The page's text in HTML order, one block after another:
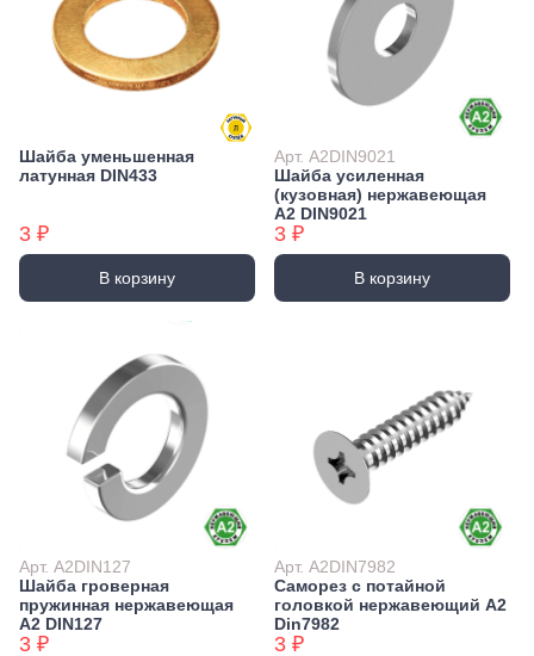
Шайба уменьшенная
латунная DIN433
3 ₽
В корзину
Арт. А2DIN9021
Шайба усиленная
(кузовная) нержавеющая
А2 DIN9021
3 ₽
В корзину
Арт. А2DIN127
Шайба гроверная
пружинная нержавеющая
А2 DIN127
3 ₽
Арт. А2DIN7982
Саморез с потайной
головкой нержавеющий А2
Din7982
3 ₽